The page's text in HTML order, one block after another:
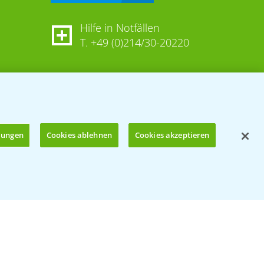
Hilfe in Notfällen
T. +49 (0)214/30-20220
Cookies ablehnen Cookies akzeptieren